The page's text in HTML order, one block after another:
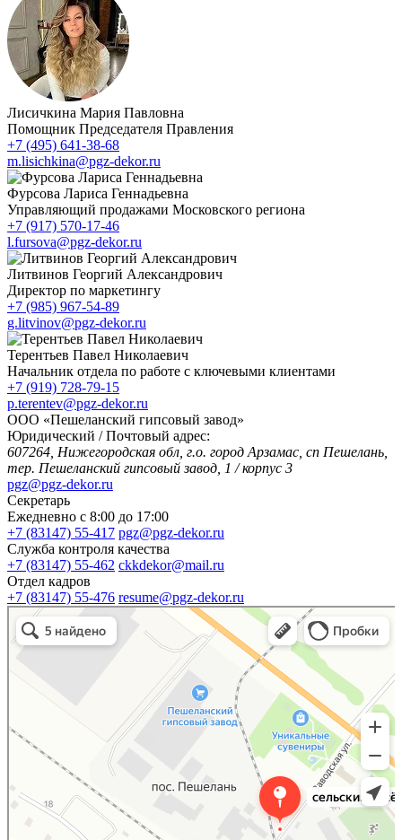
Лисичкина Мария Павловна
Помощник Председателя Правления
+7 (495) 641-38-68
m.lisichkina@pgz-dekor.ru
Фурсова Лариса Геннадьевна
Управляющий продажами Московского региона
+7 (917) 570-17-46
l.fursova@pgz-dekor.ru
Литвинов Георгий Александрович
Директор по маркетингу
+7 (985) 967-54-89
g.litvinov@pgz-dekor.ru
Терентьев Павел Николаевич
Начальник отдела по работе с ключевыми клиентами
+7 (919) 728-79-15
p.terentev@pgz-dekor.ru
ООО «Пешеланский гипсовый завод»
Юридический / Почтовый адрес:
607264, Нижегородская обл, г.о. город Арзамас, сп Пешелань,
тер. Пешеланский гипсовый завод, 1 / корпус 3
pgz@pgz-dekor.ru
Секретарь
Ежедневно с 8:00 до 17:00
+7 (83147) 55-417 pgz@pgz-dekor.ru
Служба контроля качества
+7 (83147) 55-462 ckkdekor@mail.ru
Отдел кадров
+7 (83147) 55-476 resume@pgz-dekor.ru
Яндекс Карты
Сельский посёлок Пешелань — Яндекс Карты